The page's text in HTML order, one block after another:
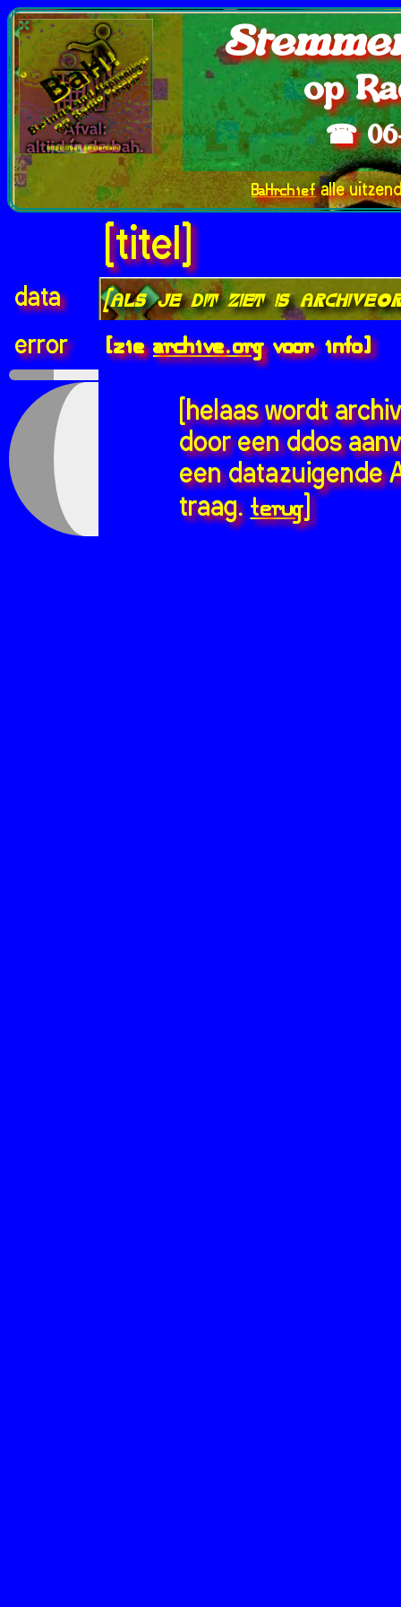
op
☎
BaHrchiefalle
data
error
[titel]
[als je dit ziet is
[ziearchive.orgvoor info]
[helaas wordt
door een ddos
een datazuigende
traag.terug]